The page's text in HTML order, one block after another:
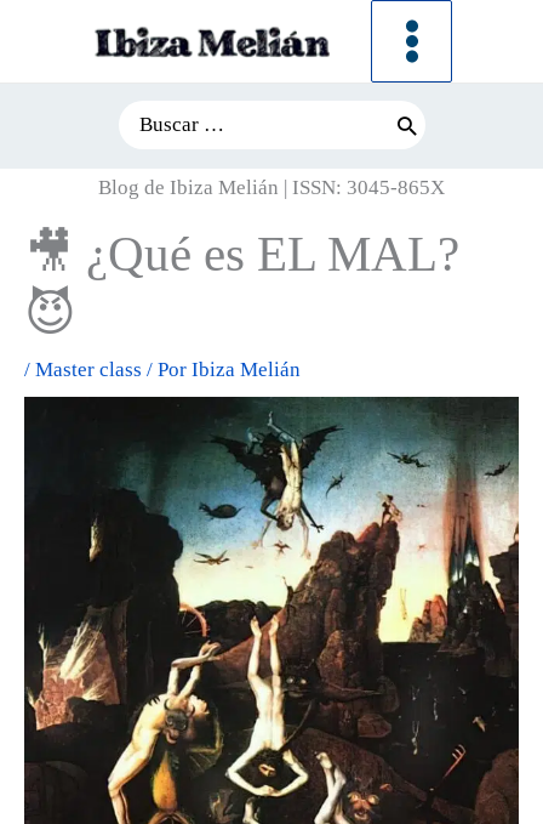
for:
Blog de Ibiza Melián | ISSN: 3045-865X
🎥 ¿Qué es EL MAL?
😈
/ Master class / Por Ibiza Melián